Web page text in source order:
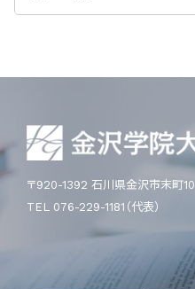
〒920-1392 石川県金沢市末町10
TEL 076-229-1181（代表）